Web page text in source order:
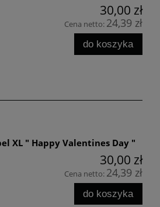
30,00 zł
Cena netto: 24,39 zł
do koszyka
XL " Happy Valentines Day "
30,00 zł
Cena netto: 24,39 zł
do koszyka